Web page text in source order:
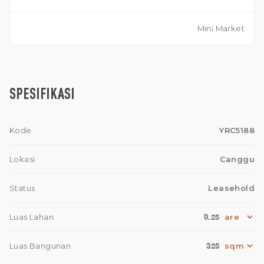
Mini Market
SPESIFIKASI
Kode YRC5188
Lokasi Canggu
Status Leasehold
Luas Lahan 9.25
Luas Bangunan 325